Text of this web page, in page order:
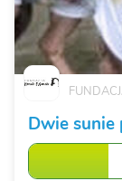
Dwie sunie